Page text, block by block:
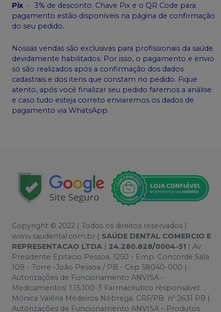
Pix - 3% de desconto. Chave Pix e o QR Code para
pagamento estão disponíveis na página de confirmação
do seu pedido.
Nossas vendas são exclusivas para profissionais da saúde
devidamente habilitados. Por isso, o pagamento e envio
só são realizados após a confirmação dos dados
cadastrais e dos itens que constam no pedido. Fique
atento, após você finalizar seu pedido faremos a análise
e caso tudo esteja correto enviaremos os dados de
pagamento via WhatsApp.
Copyright © 2022 | Todos os direitos reservados |
www.saudental.com.br | SAÚDE DENTAL COMERCIO E
REPRESENTACAO LTDA | 24.280.828/0004-51 | Av.
Presidente Epitacio Pessoa, 1250 - Emp. Concorde Sala
109 - Torre -João Pessoa / PB - Cep 58040-000 |
Autorizações de Funcionamento ANVISA -
Medicamentos: 1.15.100-3 Farmacêutico responsável:
Mônica Valéria Medeiros Nóbrega. CRF/PB nº 2631 PB |
Autorizações de Funcionamento ANVISA – Produtos